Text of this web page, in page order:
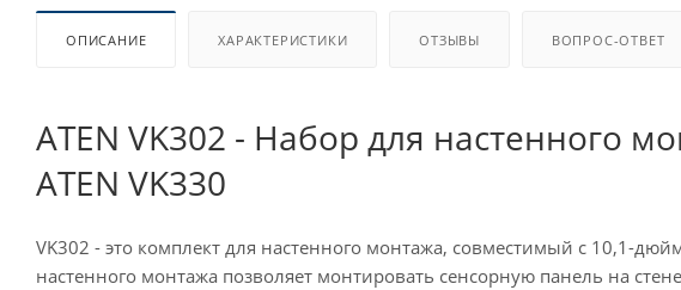
ОПИСАНИЕ ХАРАКТЕРИСТИКИ ОТЗЫВЫ ВОПРОС-ОТВЕТ
ATEN VK302 - Набор для настенного
ATEN VK330
VK302 - это комплект для настенного монтажа, совместимый с 10,1-
настенного монтажа позволяет монтировать сенсорную панель на